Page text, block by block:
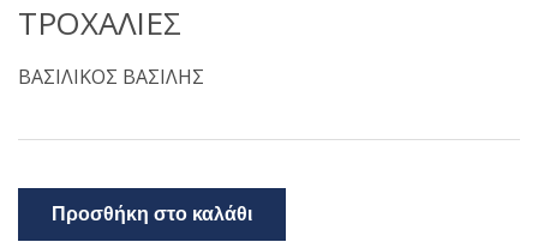
ΤΡΟΧΑΛΙΕΣ
ΒΑΣΙΛΙΚΟΣ ΒΑΣΙΛΗΣ
Προσθήκη στο καλάθι